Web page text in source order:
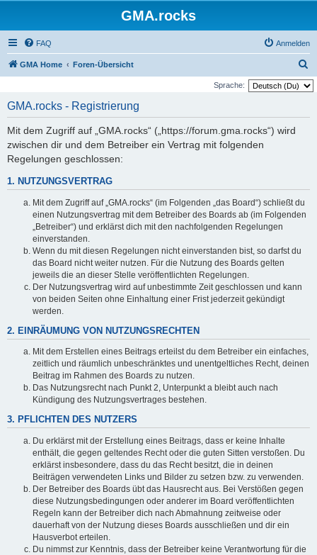
GMA.rocks
FAQ Anmelden
GMA Home Foren-Übersicht
u
Sprache:
GMA.rocks - Registrierung
Mit dem Zugriff auf „GMA.rocks“ („https://forum.gma.rocks“) wird
zwischen dir und dem Betreiber ein Vertrag mit folgenden
Regelungen geschlossen:
1. NUTZUNGSVERTRAG
Mit dem Zugriff auf „GMA.rocks“ (im Folgenden „das Board“) schließt du
einen Nutzungsvertrag mit dem Betreiber des Boards ab (im Folgenden
„Betreiber“) und erklärst dich mit den nachfolgenden Regelungen
einverstanden.
Wenn du mit diesen Regelungen nicht einverstanden bist, so darfst du
das Board nicht weiter nutzen. Für die Nutzung des Boards gelten
jeweils die an dieser Stelle veröffentlichten Regelungen.
Der Nutzungsvertrag wird auf unbestimmte Zeit geschlossen und kann
von beiden Seiten ohne Einhaltung einer Frist jederzeit gekündigt
werden.
2. EINRÄUMUNG VON NUTZUNGSRECHTEN
Mit dem Erstellen eines Beitrags erteilst du dem Betreiber ein einfaches,
zeitlich und räumlich unbeschränktes und unentgeltliches Recht, deinen
Beitrag im Rahmen des Boards zu nutzen.
Das Nutzungsrecht nach Punkt 2, Unterpunkt a bleibt auch nach
Kündigung des Nutzungsvertrages bestehen.
3. PFLICHTEN DES NUTZERS
Du erklärst mit der Erstellung eines Beitrags, dass er keine Inhalte
enthält, die gegen geltendes Recht oder die guten Sitten verstoßen. Du
erklärst insbesondere, dass du das Recht besitzt, die in deinen
Beiträgen verwendeten Links und Bilder zu setzen bzw. zu verwenden.
Der Betreiber des Boards übt das Hausrecht aus. Bei Verstößen gegen
diese Nutzungsbedingungen oder anderer im Board veröffentlichten
Regeln kann der Betreiber dich nach Abmahnung zeitweise oder
dauerhaft von der Nutzung dieses Boards ausschließen und dir ein
Hausverbot erteilen.
Du nimmst zur Kenntnis, dass der Betreiber keine Verantwortung für die